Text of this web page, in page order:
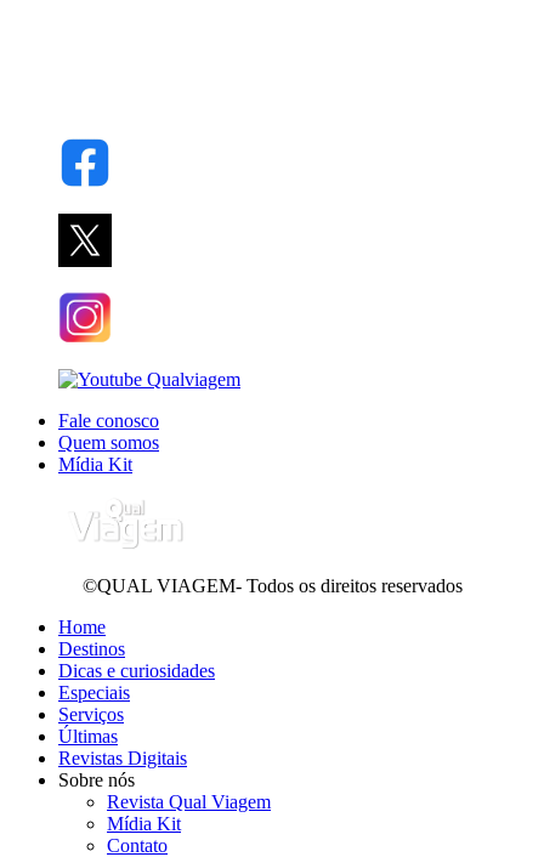
Fale conosco
Quem somos
Mídia Kit
©QUAL VIAGEM- Todos os direitos reservados
Home
Destinos
Dicas e curiosidades
Especiais
Serviços
Últimas
Revistas Digitais
Sobre nós
Revista Qual Viagem
Mídia Kit
Contato